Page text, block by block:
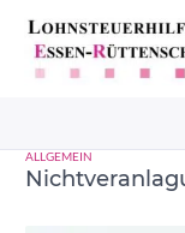
NV-
ALLGEMEIN